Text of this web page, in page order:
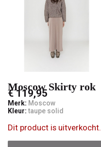
Moscow Skirty rok
€ 119,95
Merk: Moscow
Kleur: taupe solid
Dit product is uitverkocht.